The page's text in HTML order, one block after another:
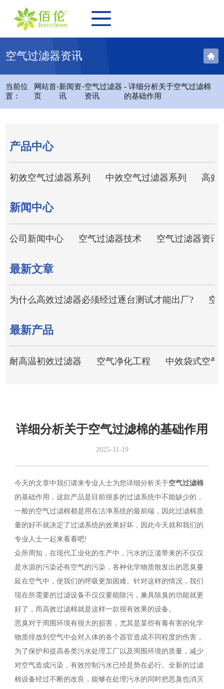
空气过滤器资讯
当前位
置：
网站首
页
-新闻资
讯
-空气过滤器
资讯
- 详细分析关于空气过滤棉
的基础作用
产品中心
初效空气过滤器系列 中效空气过滤器系列 高效
新闻中心
公司新闻中心 空气过滤器技术 空气过滤器资讯
最新文章
为什么高效过滤器必须经过逐台测试才能出厂? 空
最新产品
耐高温初效过滤器 空气净化工程 中效袋式空气
详细分析关于空气过滤棉的基础作用
2025-11-19
今天的文章中我们请来专业人士为您详细分析关于空气过滤棉
的基础作用，这款产品是目前很多的过滤系统中不能缺少的，
一般的空气过滤棉都是用在洁净系统的最前端，因此过滤棉质
量的好不就决定了过滤系统的效果好坏，因此今天就和我们的
专业人士一起来看看吧!
众所周知，在现代工业化的生产中，污水的泛滥带来的不仅仅
是水源的污染还有空气的污染，各种化学物质散发出的恶臭蔓
延在空气中，使我们的呼吸更加困难。针对这样的情况，我们
现在所需要的过滤设备不仅仅要能除污，兼具除臭的功能就更
好了，而高效过滤棉就是这样一款很有效果的设备。
恶臭对于周围环境有很大的损害，尤其是某些有毒有害的化学
物质排放到空气中会对人体的各个器官造成不同程度的伤害，
为了保护和提高各类污水处理工厂以及周围环境的质量，减少
对空气造成污染，有效控制污水已经是势在必行。全新的过滤
棉设备经过不断的改良，能够在处理污水的同时把恶臭也消灭